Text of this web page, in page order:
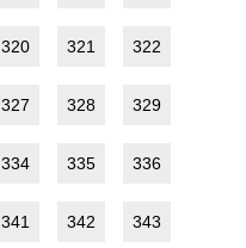
320 321 322
327 328 329
334 335 336
341 342 343